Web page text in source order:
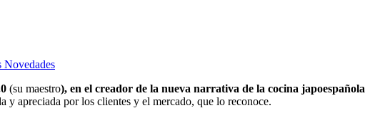
Novedades
(su maestro), en el creador de la nueva narrativa de la cocina japoespañola
y apreciada por los clientes y el mercado, que lo reconoce.